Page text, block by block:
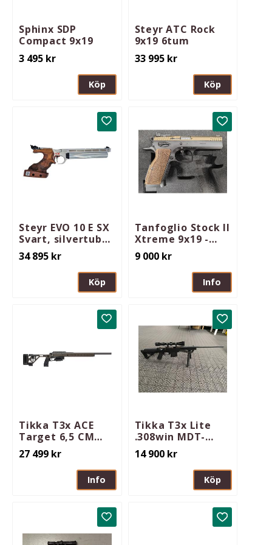
Sphinx SDP
Compact 9x19
3 495 kr
Köp
Steyr ATC Rock
9x19 6tum
33 995kr
Köp
Steyr EVO 10 E SX
Svart, silvertuber
XL Höger
34 895 kr
Lägg till i favoriter
Köp
Tanfoglio Stock II
Xtreme 9x19 -
Säljuppdrag
9 000kr
Lägg till i
Info
Tikka T3x ACE
Target 6,5 CM
26in Midnight
Bronze 10rd 5/8-
27 499 kr
Lägg till i favoriter
Info
Tikka T3x Lite
.308win MDT-
Chassi - Ca 150skt
- Säljuppdrag
14 900kr
Lägg till i
Köp
Lägg till i favoriter Lägg till i